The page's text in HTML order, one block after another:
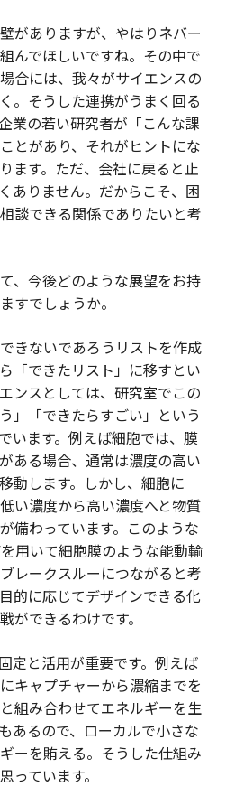
がありますが、やはりネバー
んでほしいですね。その中で
合には、我々がサイエンスの
。そうした連携がうまく回る
業の若い研究者が「こんな課
とがあり、それがヒントにな
ます。ただ、会社に戻ると止
ありません。だからこそ、困
談できる関係でありたいと考
、今後どのような展望をお持
すでしょうか。
きないであろうリストを作成
「できたリスト」に移すとい
ンスとしては、研究室でこの
」「できたらすごい」という
います。例えば細胞では、膜
ある場合、通常は濃度の高い
動します。しかし、細胞に
い濃度から高い濃度へと物質
備わっています。このような
用いて細胞膜のような能動輸
レークスルーにつながると考
的に応じてデザインできる化
ができるわけです。
定と活用が重要です。例えば
キャプチャーから濃縮までを
組み合わせてエネルギーを生
あるので、ローカルで小さな
ーを賄える。そうした仕組み
っています。